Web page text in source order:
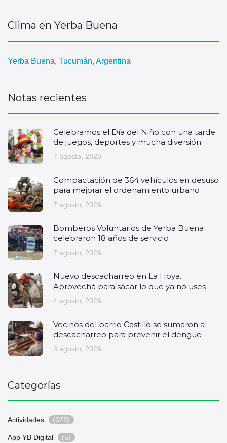
Clima en Yerba Buena
Yerba Buena, Tucumán, Argentina
Notas recientes
Celebramos el Día del Niño con una tarde
de juegos, deportes y mucha diversión
7 agosto, 2026
Compactación de 364 vehículos en desuso
para mejorar el ordenamiento urbano
7 agosto, 2026
Bomberos Voluntarios de Yerba Buena
celebraron 18 años de servicio
7 agosto, 2026
Nuevo descacharreo en La Hoya.
Aprovechá para sacar lo que ya no uses
4 agosto, 2026
Vecinos del barrio Castillo se sumaron al
descacharreo para prevenir el dengue
3 agosto, 2026
Categorías
Actividades (375)
App YB Digital (5)